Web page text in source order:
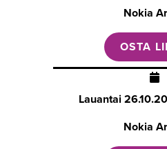
Nokia
OSTA
Lauantai
Nokia